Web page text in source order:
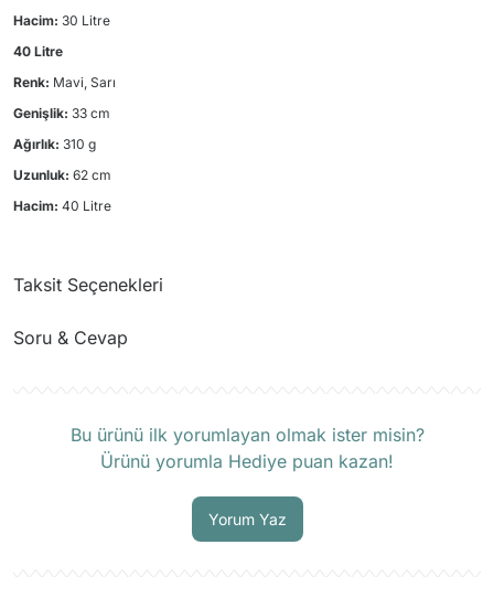
Hacim: 30 Litre
40 Litre
Renk: Mavi, Sarı
Genişlik: 33 cm
Ağırlık: 310 g
Uzunluk: 62 cm
Hacim: 40 Litre
Taksit Seçenekleri
Soru & Cevap
Bu ürünü ilk yorumlayan olmak ister misin?
Ürünü yorumla Hediye puan kazan!
Yorum Yaz